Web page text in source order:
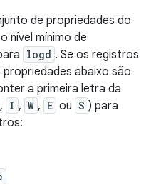
de propriedades do
nível mínimo de
logd . Se os registros
propriedades abaixo são
a primeira letra da
, I , W , E ou S ) para